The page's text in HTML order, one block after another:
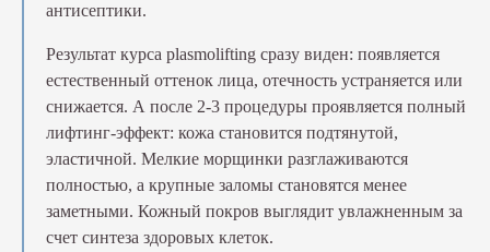
антисептики.
Результат курса plasmolifting сразу виден: появляется
естественный оттенок лица, отечность устраняется или
снижается. А после 2-3 процедуры проявляется полный
лифтинг-эффект: кожа становится подтянутой,
эластичной. Мелкие морщинки разглаживаются
полностью, а крупные заломы становятся менее
заметными. Кожный покров выглядит увлажненным за
счет синтеза здоровых клеток.